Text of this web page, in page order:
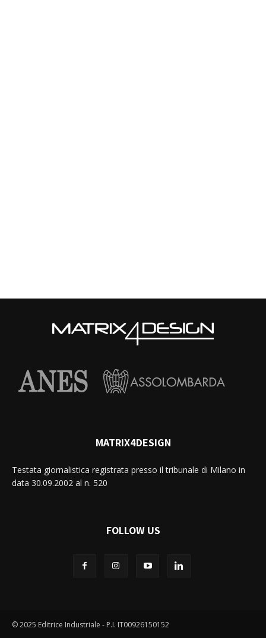
MATRIX4DESIGN
Testata giornalistica registrata presso il tribunale di Milano in
data 30.09.2002 al n. 520
FOLLOW US
© 2025 Editrice Industriale - P.I. IT00926150152